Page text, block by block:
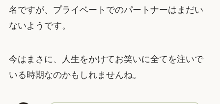
名ですが、プライベートでのパートナーはまだい
ないようです。
今はまさに、人生をかけてお笑いに全てを注いで
いる時期なのかもしれませんね。